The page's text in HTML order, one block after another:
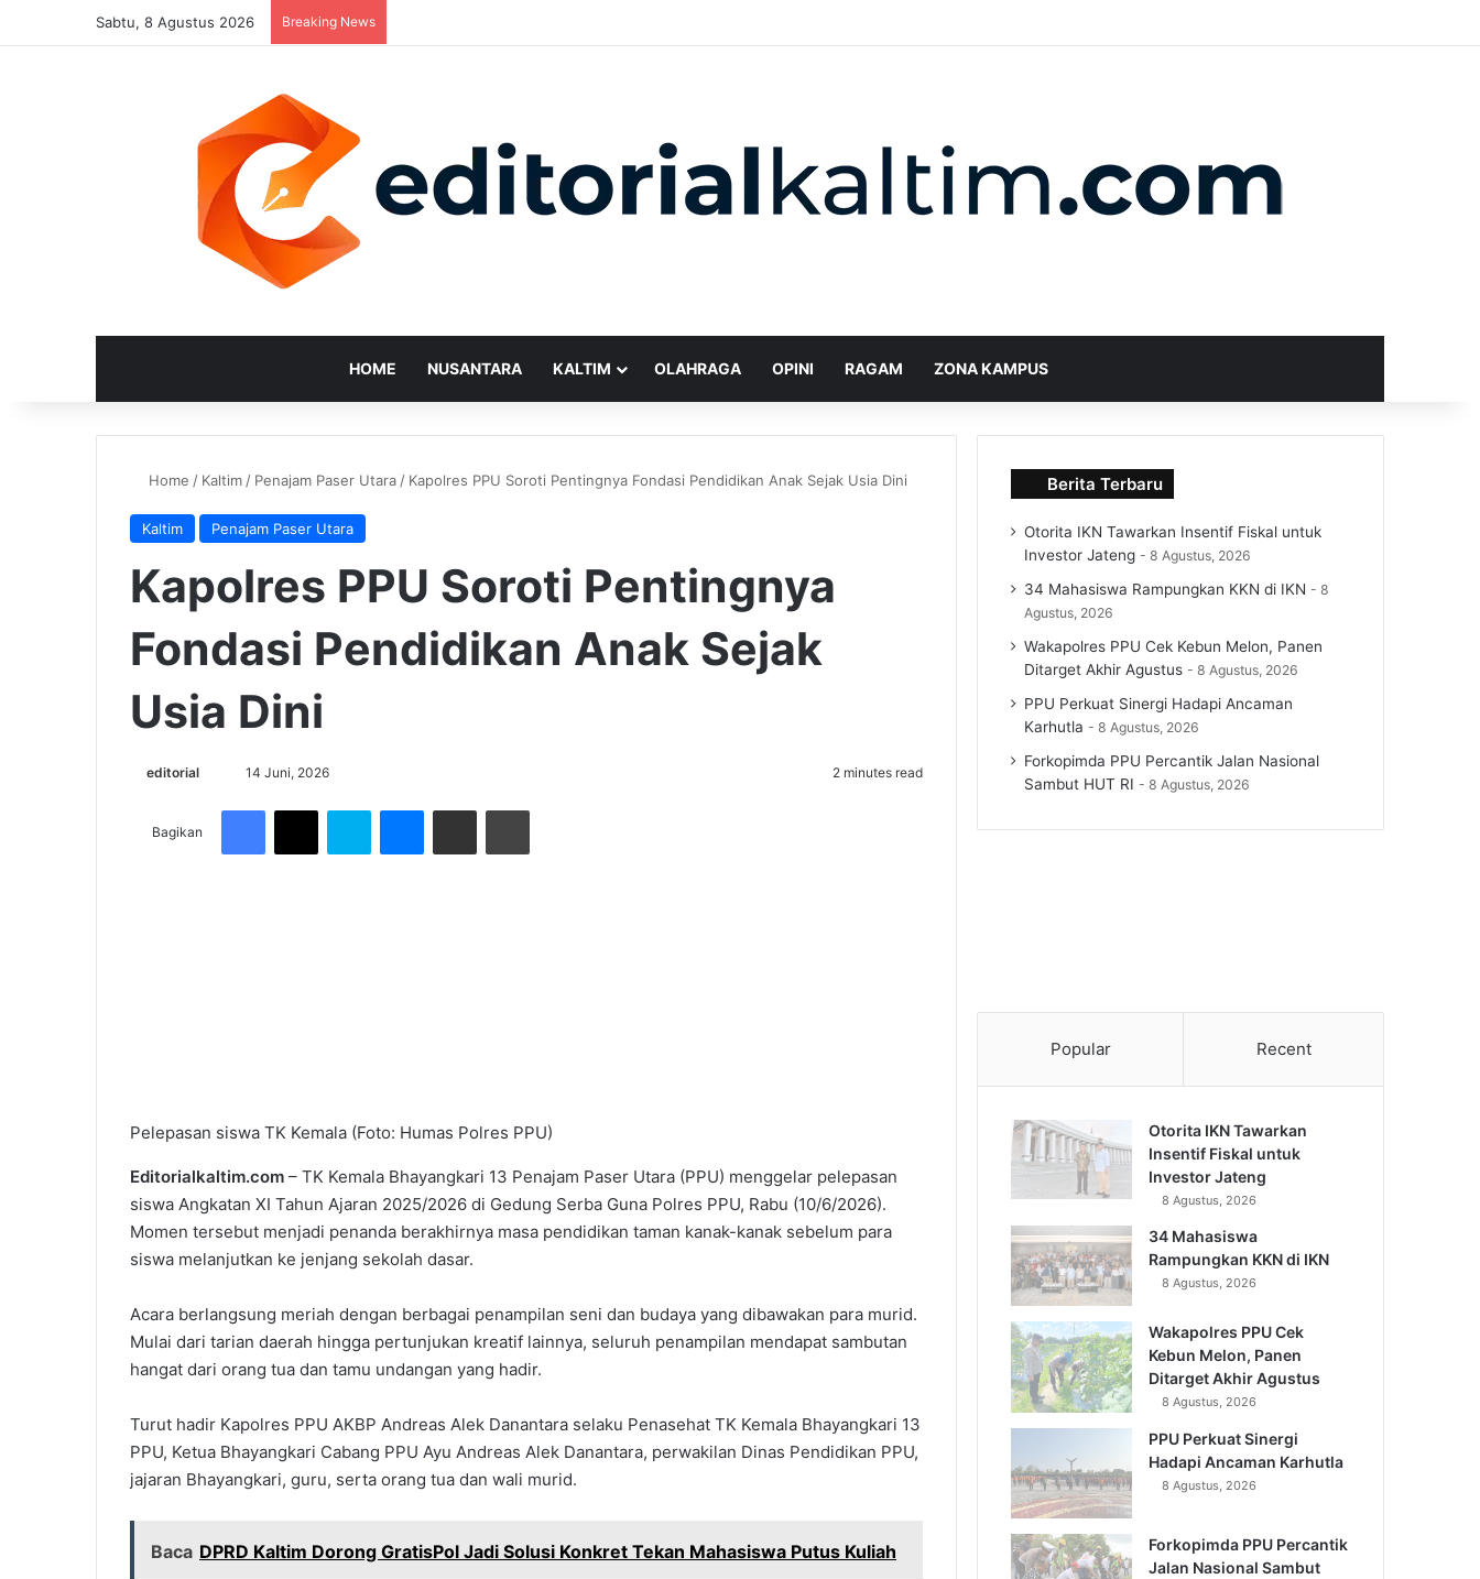
Sabtu, 8 Agustus 2026 Breaking News
HOME NUSANTARA KALTIM OLAHRAGA OPINI RAGAM ZONA KAMPUS
Home / Kaltim / Penajam Paser Utara / Kapolres PPU Soroti Pentingnya Fondasi Pendidikan Anak Sejak Usia Dini
Kaltim Penajam Paser Utara
Kapolres PPU Soroti Pentingnya
Fondasi Pendidikan Anak Sejak
Usia Dini
editorial
Send14 Juni, 2026 2 minutes read
Bagikan
Facebook
X Skype Messenger
Share via Email Cetak
Pelepasan siswa TK Kemala (Foto: Humas Polres PPU)
Editorialkaltim.com – TK Kemala Bhayangkari 13 Penajam Paser Utara (PPU) menggelar pelepasan
siswa Angkatan XI Tahun Ajaran 2025/2026 di Gedung Serba Guna Polres PPU, Rabu (10/6/2026).
Momen tersebut menjadi penanda berakhirnya masa pendidikan taman kanak-kanak sebelum para
siswa melanjutkan ke jenjang sekolah dasar.
Acara berlangsung meriah dengan berbagai penampilan seni dan budaya yang dibawakan para murid.
Mulai dari tarian daerah hingga pertunjukan kreatif lainnya, seluruh penampilan mendapat sambutan
hangat dari orang tua dan tamu undangan yang hadir.
Turut hadir Kapolres PPU AKBP Andreas Alek Danantara selaku Penasehat TK Kemala Bhayangkari 13
PPU, Ketua Bhayangkari Cabang PPU Ayu Andreas Alek Danantara, perwakilan Dinas Pendidikan PPU,
jajaran Bhayangkari, guru, serta orang tua dan wali murid.
Baca DPRD Kaltim Dorong GratisPol Jadi Solusi Konkret Tekan Mahasiswa Putus Kuliah
Berita Terbaru
Otorita IKN Tawarkan Insentif Fiskal untuk
Investor Jateng
8 Agustus, 2026
34 Mahasiswa Rampungkan KKN di IKN
8
Agustus, 2026
Wakapolres PPU Cek Kebun Melon, Panen
Ditarget Akhir Agustus
8 Agustus, 2026
PPU Perkuat Sinergi Hadapi Ancaman
Karhutla
8 Agustus, 2026
Forkopimda PPU Percantik Jalan Nasional
Sambut HUT RI
8 Agustus, 2026
Popular Recent
Otorita IKN Tawarkan
Insentif Fiskal untuk
Investor Jateng
8 Agustus, 2026
34 Mahasiswa
Rampungkan KKN di IKN
8 Agustus, 2026
Wakapolres PPU Cek
Kebun Melon, Panen
Ditarget Akhir Agustus
8 Agustus, 2026
PPU Perkuat Sinergi
Hadapi Ancaman Karhutla
8 Agustus, 2026
Forkopimda PPU Percantik
Jalan Nasional Sambut